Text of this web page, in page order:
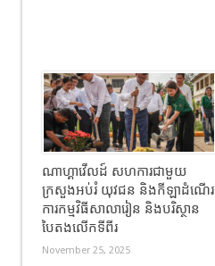
ណាហ្គាវើលដ៍ សហការជាមួយ
ក្រសួងអប់រំ យុវជន និងកីឡាដំណើរ
ការកម្មវិធីសាលារៀន និងបរិស្ថាន
បៃតងលើកទីពីរ
November 25, 2025